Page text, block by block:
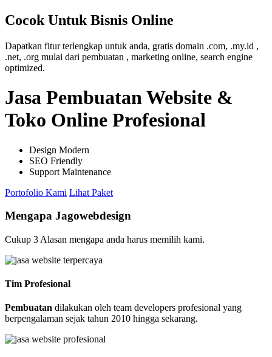
Cocok Untuk Bisnis Online
Dapatkan fitur terlengkap untuk anda, gratis domain .com, .my.id ,
.net, .org mulai dari pembuatan , marketing online, search engine
optimized.
Jasa Pembuatan Website &
Toko Online Profesional
Design Modern
SEO Friendly
Support Maintenance
Portofolio Kami Lihat Paket
Mengapa Jagowebdesign
Cukup 3 Alasan mengapa anda harus memilih kami.
Tim Profesional
Pembuatan dilakukan oleh team developers profesional yang
berpengalaman sejak tahun 2010 hingga sekarang.